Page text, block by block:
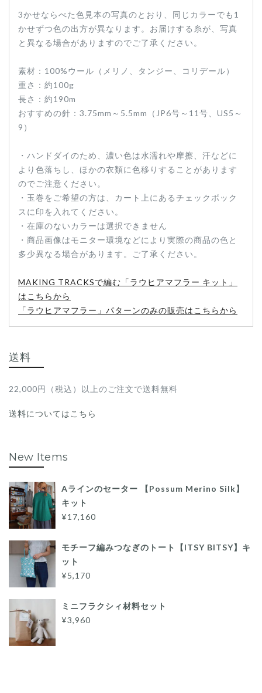
3かせならべた色見本の写真のとおり、同じカラーでも1
かせずつ色の出方が異なります。お届けする糸が、写真
と異なる場合がありますのでご了承ください。
素材：100%ウール（メリノ、タンジー、コリデール）
重さ：約100g
長さ：約190m
おすすめの針：3.75mm～5.5mm（JP6号～11号、US5～
9）
・ハンドダイのため、濃い色は水濡れや摩擦、汗などに
より色落ちし、ほかの衣類に色移りすることがあります
のでご注意ください。
・玉巻をご希望の方は、カート上にあるチェックボック
スに印を入れてください。
・在庫のないカラーは選択できません
・商品画像はモニター環境などにより実際の商品の色と
多少異なる場合があります。ご了承ください。
MAKING TRACKSで編む「ラウヒアマフラー キット」
はこちらから
「ラウヒアマフラー」パターンのみの販売はこちらから
送料
22,000円（税込）以上のご注文で送料無料
送料についてはこちら
New Items
Aラインのセーター 【Possum Merino Silk】
キット
¥17,160
モチーフ編みつなぎのトート【ITSY BITSY】キ
ット
¥5,170
ミニフラクシィ材料セット
¥3,960